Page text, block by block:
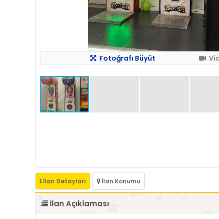
Fotoğrafı Büyüt
İlan Detayları İlan Konumu
İlan Açıklaması